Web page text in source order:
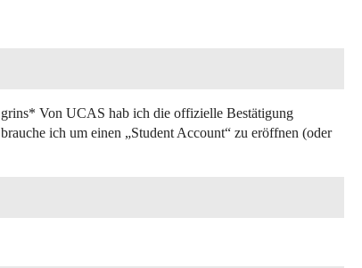
Von UCAS hab ich die offizielle Bestätigung
ich um einen „Student Account“ zu eröffnen (oder